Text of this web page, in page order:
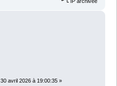
30 avril 2026 à 19:00:35 »